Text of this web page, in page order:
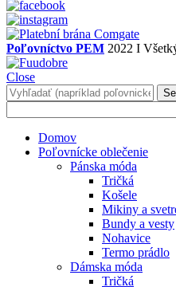
Poľovníctvo PEM 2022 I
Close
Domov
Poľovnícke oblečenie
Pánska móda
Tričká
Košele
Mikiny a
Bundy a vesty
Nohavice
Termo prádlo
Dámska móda
Tričká